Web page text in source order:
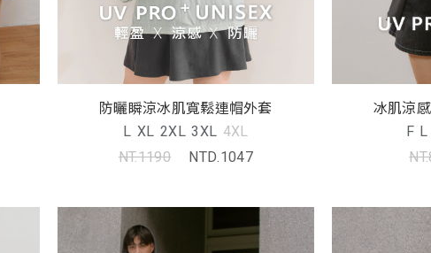
防曬瞬涼冰肌寬鬆連帽外套
L XL 2XL 3XL 4XL
NT.1190
NTD.1047
冰肌涼
F L